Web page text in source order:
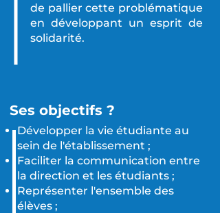
de pallier cette problématique
en développant un esprit de
solidarité.
Ses objectifs ?
Développer la vie étudiante au
sein de l'établissement ;
Faciliter la communication entre
la direction et les étudiants ;
Représenter l'ensemble des
élèves ;